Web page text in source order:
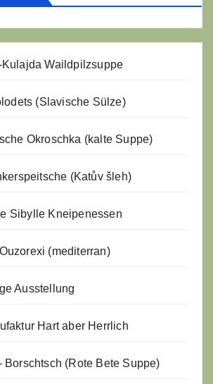
Kulajda Waildpilzsuppe
(Slavische Sülze)
Okroschka (kalte Suppe)
(Katův šleh)
Sibylle Kneipenessen
(mediterran)
Ausstellung
Hart aber Herrlich
Borschtsch (Rote Bete Suppe)